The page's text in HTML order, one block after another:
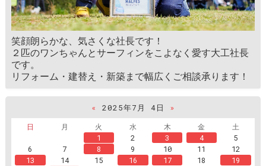
笑顔朗らかな、気さくな社長です！
２匹のワンちゃんとサーフィンをこよなく愛す大工社長
です。
リフォーム・建替え・新築まで幅広くご相談承ります！
« 2025年7月 4日
»
日
月 火 水 木 金
土
1
2 3 4
5
6
7 8 9 10 11
12
13
14 15 16 17 18
19